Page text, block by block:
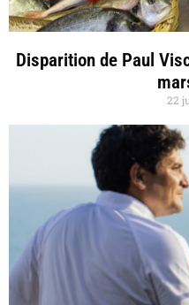
Disparition de Paul
22